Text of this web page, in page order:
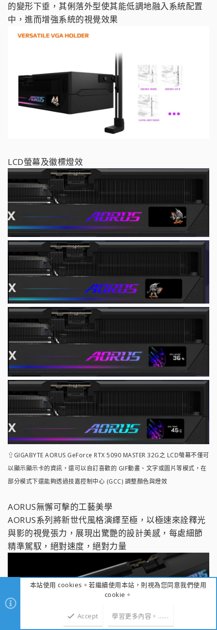
的變形下垂，其俐落外型使其能低調地融入系統配置
中，進而增強系統的視覺效果
LCD螢幕及徽標燈效
⇧GIGABYTE AORUS GeForce RTX 5090 MASTER 32G之 LCD螢幕不僅可
以顯示顯示卡的資訊，還可以自訂喜歡的 GIF動畫、文字或圖片等模式，在
部分模式下還能夠透過技嘉控制中心 (GCC) 調整顏色與燈效
AORUS無懈可擊的工藝美學
AORUS系列將新世代風格演繹至極，以極速來詮釋光
與影的視覺張力，展現出驚艷的設計美感，每處細節
精準駕馭，絕對速度，絕對力量
本站使用 cookies。若繼續使用本站，則視為您同意我們使用
cookie。
Accept 學習更多內容。……